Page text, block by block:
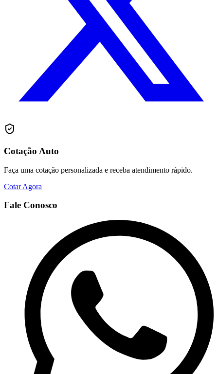
Cotação Auto
Faça uma cotação personalizada e receba atendimento rápido.
Cotar Agora
Fale Conosco